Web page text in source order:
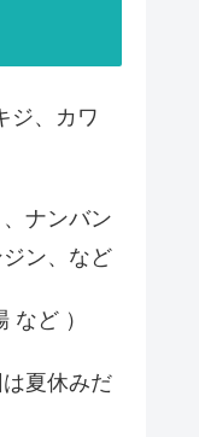
ジ、カワ
ナンバン
ン、など
など ）
夏休みだ